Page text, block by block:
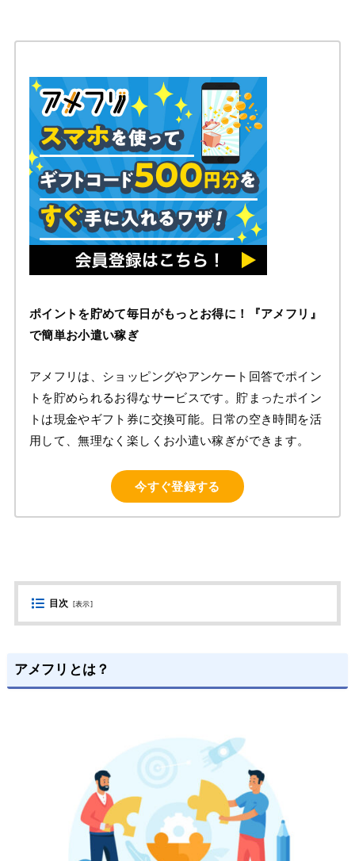
ポイントを貯めて毎日がもっとお得に！『アメフリ』
で簡単お小遣い稼ぎ
アメフリは、ショッピングやアンケート回答でポイン
トを貯められるお得なサービスです。貯まったポイン
トは現金やギフト券に交換可能。日常の空き時間を活
用して、無理なく楽しくお小遣い稼ぎができます。
今すぐ登録する
目次 [表示]
アメフリとは？